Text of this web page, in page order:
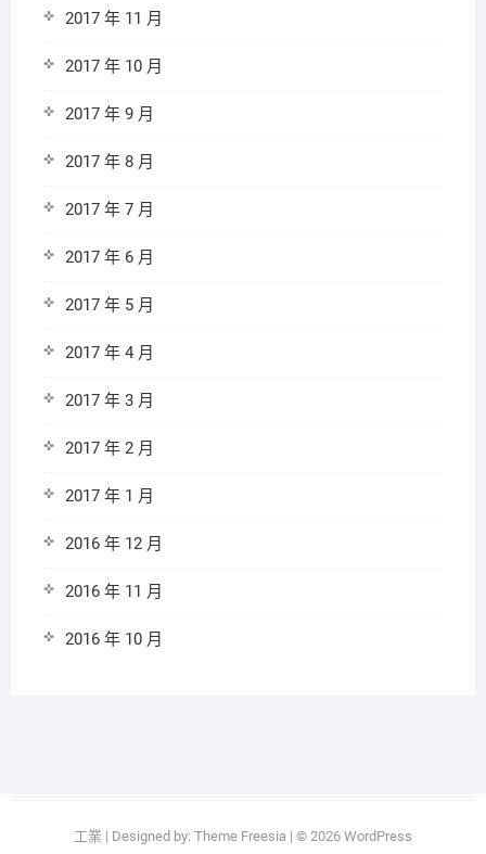
2017 年 11 月
2017 年 10 月
2017 年 9 月
2017 年 8 月
2017 年 7 月
2017 年 6 月
2017 年 5 月
2017 年 4 月
2017 年 3 月
2017 年 2 月
2017 年 1 月
2016 年 12 月
2016 年 11 月
2016 年 10 月
工業 | Designed by: Theme Freesia| © 2026 WordPress